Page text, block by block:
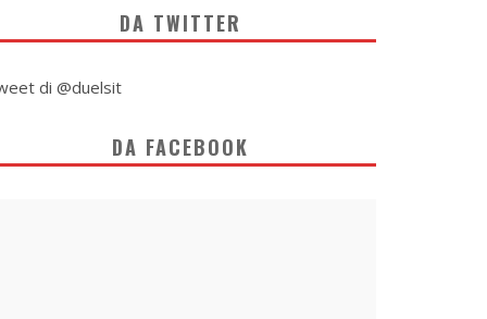
DA TWITTER
di @duelsit
DA FACEBOOK